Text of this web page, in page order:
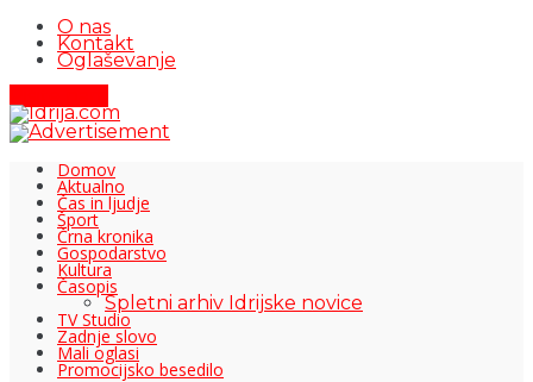
O nas
Kontakt
Oglaševanje
Domov
Aktualno
Čas in ljudje
Šport
Črna kronika
Gospodarstvo
Kultura
Časopis
Spletni arhiv Idrijske novice
TV Studio
Zadnje slovo
Mali oglasi
Promocijsko besedilo